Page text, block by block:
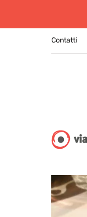
Contatti